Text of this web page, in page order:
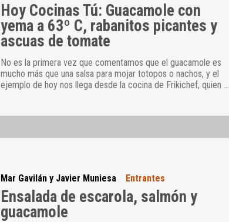
Hoy Cocinas Tú: Guacamole con
yema a 63º C, rabanitos picantes y
ascuas de tomate
No es la primera vez que comentamos que el guacamole es
mucho más que una salsa para mojar totopos o nachos, y el
ejemplo de hoy nos llega desde la cocina de Frikichef, quien …
Mar Gavilán y Javier Muniesa Entrantes
Ensalada de escarola, salmón y
guacamole